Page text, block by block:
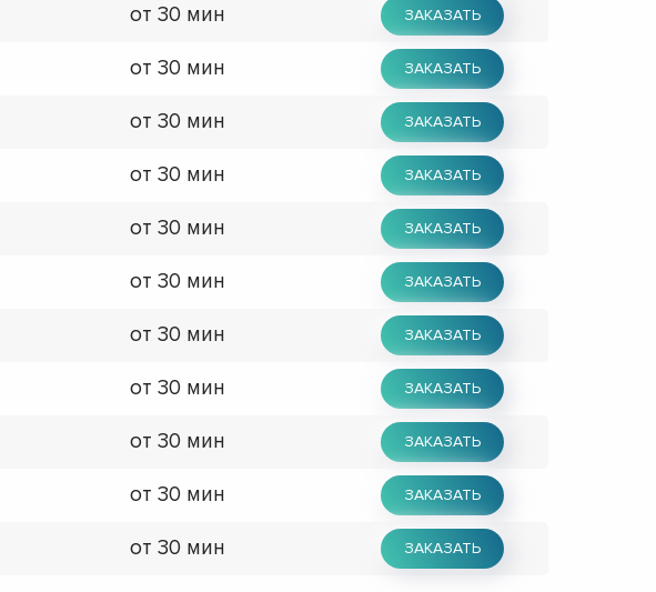
от 30 мин ЗАКАЗАТЬ
от 30 мин ЗАКАЗАТЬ
от 30 мин ЗАКАЗАТЬ
от 30 мин ЗАКАЗАТЬ
от 30 мин ЗАКАЗАТЬ
от 30 мин ЗАКАЗАТЬ
от 30 мин ЗАКАЗАТЬ
от 30 мин ЗАКАЗАТЬ
от 30 мин ЗАКАЗАТЬ
от 30 мин ЗАКАЗАТЬ
от 30 мин ЗАКАЗАТЬ